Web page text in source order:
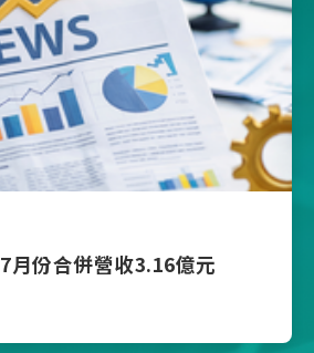
月份合併營收3.16億元